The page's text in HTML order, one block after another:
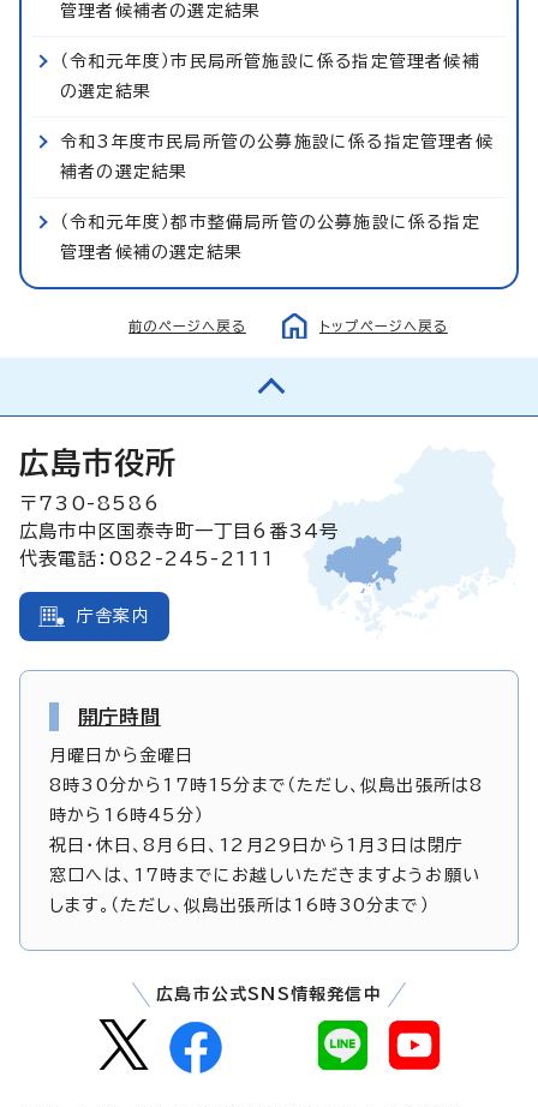
管理者候補者の選定結果
（令和元年度）市民局所管施設に係る指定管理者候補
の選定結果
令和3年度市民局所管の公募施設に係る指定管理者候
補者の選定結果
（令和元年度）都市整備局所管の公募施設に係る指定
管理者候補の選定結果
前のページへ戻る トップページへ戻る
広島市役所
〒730-8586
広島市中区国泰寺町一丁目6番34号
代表電話：082-245-2111
庁舎案内
開庁時間
月曜日から金曜日
8時30分から17時15分まで（ただし、似島出張所は8
時から16時45分）
祝日・休日、8月6日、12月29日から1月3日は閉庁
窓口へは、17時までにお越しいただきますようお願い
します。（ただし、似島出張所は16時30分まで）
広島市公式SNS情報発信中